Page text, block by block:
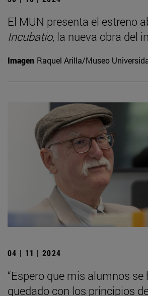
El MUN presenta el estreno
Incubatio, la nueva obra del
Imagen Raquel Arilla/Museo
04 | 11 | 2024
“Espero que mis alumnos se
quedado con los principios